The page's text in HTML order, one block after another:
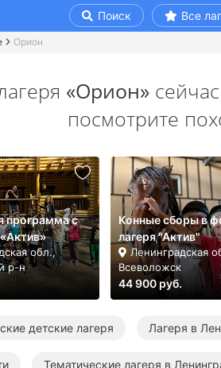
Поиск Все
Орион
«Орион»
посмотрите
программа с
обл.,
р-н
Конные сборы в
лагеря "Актив"
Ленинградская
Всеволожск
44 900 руб.
детские лагеря Лагеря в
Тематические лагеря в